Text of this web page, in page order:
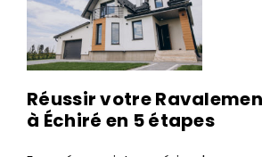
Réussir votre
à Échiré en 5 étapes